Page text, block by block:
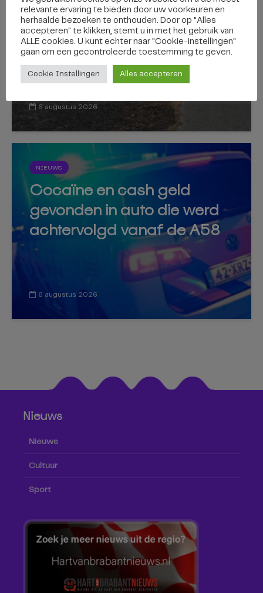
Gilze veroorzaakt file van 10
kilometer
6 augustus 2026
NIEUWS
Cocaïne en cash geld
gevonden in auto die werd
achtervolgd vanaf de A58
6 augustus 2026
Nieuws
Nieuws
Cultuur
Sport
relevante ervaring te bieden door uw voorkeuren en
herhaalde bezoeken te onthouden. Door op "Alles
accepteren" te klikken, stemt u in met het gebruik van
ALLE cookies. U kunt echter naar "Cookie-instellingen"
gaan om een ​​gecontroleerde toestemming te geven.
Cookie Instellingen Alles accepteren